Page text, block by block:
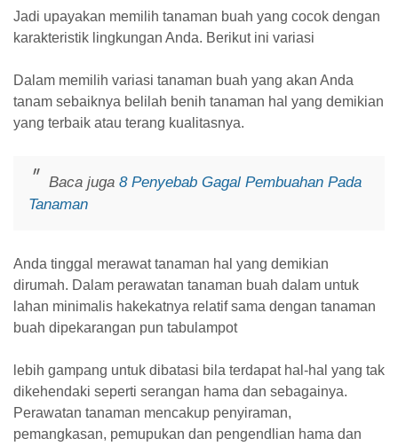
Jadi upayakan memilih tanaman buah yang cocok dengan
karakteristik lingkungan Anda. Berikut ini variasi
Dalam memilih variasi tanaman buah yang akan Anda
tanam sebaiknya belilah benih tanaman hal yang demikian
yang terbaik atau terang kualitasnya.
Baca juga 8 Penyebab Gagal Pembuahan Pada
Tanaman
Anda tinggal merawat tanaman hal yang demikian
dirumah. Dalam perawatan tanaman buah dalam untuk
lahan minimalis hakekatnya relatif sama dengan tanaman
buah dipekarangan pun tabulampot
lebih gampang untuk dibatasi bila terdapat hal-hal yang tak
dikehendaki seperti serangan hama dan sebagainya.
Perawatan tanaman mencakup penyiraman,
pemangkasan, pemupukan dan pengendlian hama dan